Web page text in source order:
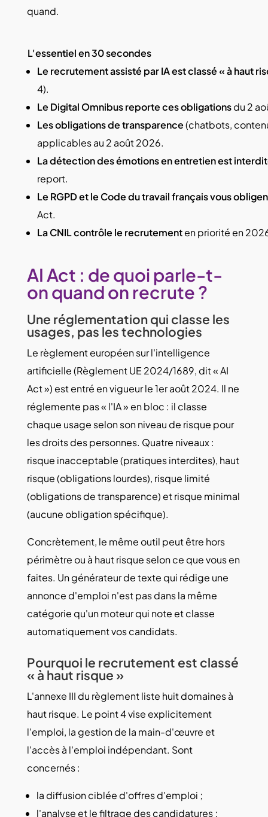
quand.
L'essentiel en 30 secondes
Le recrutement assisté par IA est classé « à haut
4).
Le Digital Omnibus reporte ces obligationsdu 2
Les obligations de transparence(chatbots,
applicables au 2 août 2026.
La détection des émotions en entretien est
report.
Le RGPD et le Code du travail français vous
Act.
La CNIL contrôle le recrutementen priorité en
AI Act : de quoi parle-t-
on quand on recrute ?
Une réglementation qui classe les
usages, pas les technologies
Le règlement européen sur l'intelligence
artificielle (Règlement UE 2024/1689, dit « AI
Act ») est entré en vigueur le 1eraoût 2024. Il ne
réglemente pas « l'IA » en bloc : il classe
chaque usage selon son niveau de risque pour
les droits des personnes. Quatre niveaux :
risque inacceptable (pratiques interdites), haut
risque (obligations lourdes), risque limité
(obligations de transparence) et risque minimal
(aucune obligation spécifique).
Concrètement, le même outil peut être hors
périmètre ou à haut risque selon ce que vous en
faites. Un générateur de texte qui rédige une
annonce d'emploi n'est pas dans la même
catégorie qu'un moteur qui note et classe
automatiquement vos candidats.
Pourquoi le recrutement est classé
« à haut risque »
L'annexe III du règlement liste huit domaines à
haut risque. Le point 4 vise explicitement
l'emploi, la gestion de la main-d'œuvre et
l'accès à l'emploi indépendant. Sont
concernés :
la diffusion ciblée d'offres d'emploi ;
l'analyse et le filtrage des candidatures ;